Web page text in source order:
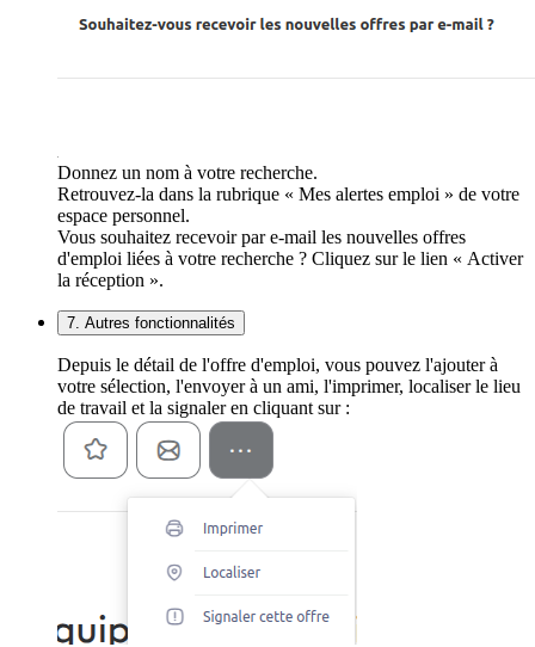
Donnez un nom à votre recherche.
Retrouvez-la dans la rubrique « Mes alertes emploi » de votre
espace personnel.
Vous souhaitez recevoir par e-mail les nouvelles offres
d'emploi liées à votre recherche ? Cliquez sur le lien « Activer
la réception ».
7. Autres fonctionnalités
Depuis le détail de l'offre d'emploi, vous pouvez l'ajouter à
votre sélection, l'envoyer à un ami, l'imprimer, localiser le lieu
de travail et la signaler en cliquant sur :